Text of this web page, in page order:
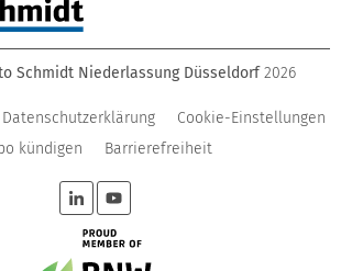
Schmidt Niederlassung Düsseldorf 2026
Datenschutzerklärung
Cookie-Einstellungen
kündigen
Barrierefreiheit